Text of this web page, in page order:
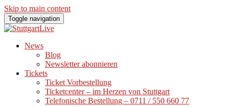
Skip to main content
Toggle navigation
News
Blog
Newsletter abonnieren
Tickets
Ticket Vorbestellung
Ticketcenter – im Herzen von Stuttgart
Telefonische Bestellung – 0711 / 550 660 77